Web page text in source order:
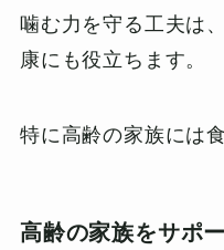
噛む力を守る工夫は
康にも役立ちます。
特に高齢の家族には
高齢の家族をサポ